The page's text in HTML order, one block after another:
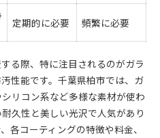
定期的に必要 頻繁に必要
る際、特に注目されるのがガラ
性能です。千葉県柏市では、ガ
リコン系など多様な素材が使わ
久性と美しい光沢で人気があり
各コーティングの特徴や料金、